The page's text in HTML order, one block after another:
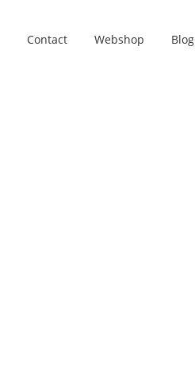
Contact Webshop Blog